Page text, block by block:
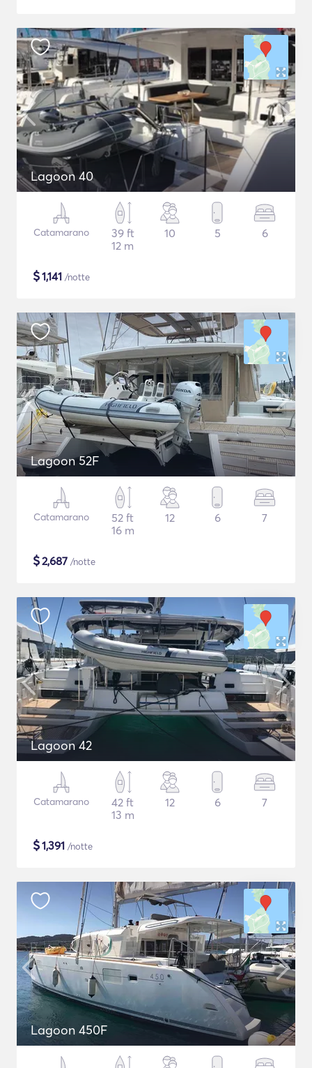
Lagoon 40
Catamarano
39 ft
12 m
10 5 6
$1,141 /notte
Lagoon 52F
Catamarano
52 ft
16 m
12 6 7
$2,687 /notte
Lagoon 42
Catamarano
42 ft
13 m
12 6 7
$1,391 /notte
Lagoon 450F